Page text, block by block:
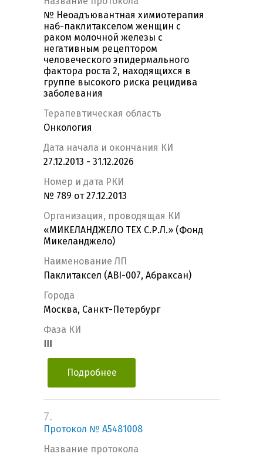
№ Неоадъювантная химиотерапия
наб-паклитакселом женщин с
раком молочной железы с
негативным рецептором
человеческого эпидермального
фактора роста 2, находящихся в
группе высокого риска рецидива
заболевания
Терапевтическая область
Онкология
Дата начала и окончания КИ
27.12.2013 - 31.12.2026
Номер и дата РКИ
№ 789 от 27.12.2013
Организация, проводящая КИ
«МИКЕЛАНДЖЕЛО ТЕХ С.Р.Л.» (Фонд
Микеланджело)
Наименование ЛП
Паклитаксел (ABI-007, Абраксан)
Города
Москва, Санкт-Петербург
Фаза КИ
Подробнее
7.
Протокол № А5481008
Название протокола